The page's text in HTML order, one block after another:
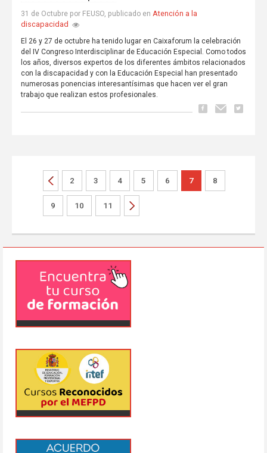
31 de Octubre por FEUSO, publicado en Atención a la
discapacidad
El 26 y 27 de octubre ha tenido lugar en Caixaforum la celebración
del IV Congreso Interdisciplinar de Educación Especial. Como todos
los años, diversos expertos de los diferentes ámbitos relacionados
con la discapacidad y con la Educación Especial han presentado
numerosas ponencias interesantísimas que hacen ver el gran
trabajo que realizan estos profesionales.
2 3 4 5 6 7 8
9 10 11